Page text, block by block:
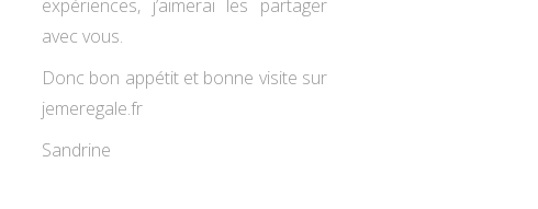
expériences, j’aimerai les partager
avec vous.
Donc bon appétit et bonne visite sur
jemeregale.fr
Sandrine